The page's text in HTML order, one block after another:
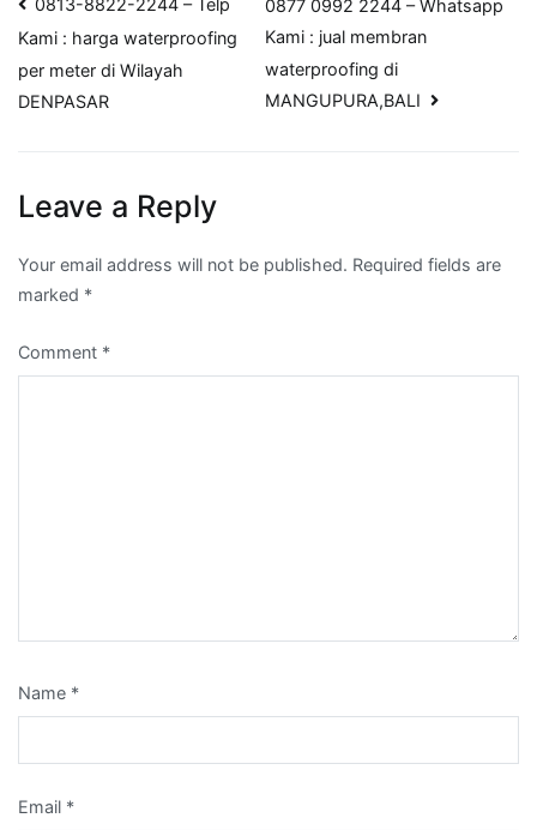
Post
navigation
Kami : harga waterproofing
per meter di Wilayah
DENPASAR
0877 0992 2244 – Whatsapp
Kami : jual membran
waterproofing di
MANGUPURA,BALI
Leave a Reply
Your email address will not be published. Required fields are
marked *
Comment *
Name *
Email *